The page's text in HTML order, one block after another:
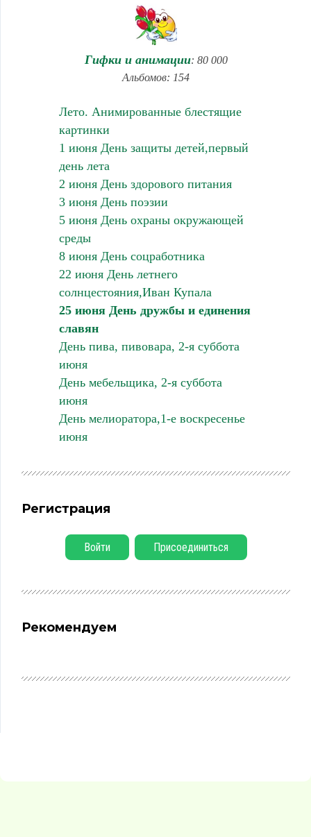
Гифки и анимации: 80 000
Альбомов: 154
Лето. Анимированные блестящие
картинки
1 июня День защиты детей,первый
день лета
2 июня День здорового питания
3 июня День поэзии
5 июня День охраны окружающей
среды
8 июня День соцработника
22 июня День летнего
солнцестояния,Иван Купала
25 июня День дружбы и единения
славян
День пива, пивовара, 2-я суббота
июня
День мебельщика, 2-я суббота
июня
День мелиоратора,1-е воскресенье
июня
Регистрация
Войти Присоединиться
Рекомендуем